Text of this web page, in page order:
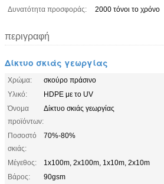
Δυνατότητα προσφοράς:
2000 τόνοι το χρόνο
περιγραφή
Δίκτυο σκιάς γεωργίας
Χρώμα:
σκούρο πράσινο
Υλικό:
HDPE με το UV
Όνομα
προϊόντων:
Δίκτυο σκιάς γεωργίας
Ποσοστό
σκιάς:
70%-80%
Μέγεθος:
1x100m, 2x100m, 1x10m, 2x10m
Βάρος:
90gsm